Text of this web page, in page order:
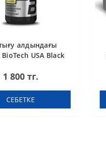
алдындағы
USA Black
ml шот
1 800 тг.
СЕБЕТКЕ